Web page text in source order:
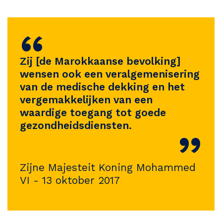
“
Zij [de Marokkaanse bevolking]
wensen ook een veralgemenisering
van de medische dekking en het
vergemakkelijken van een
waardige toegang tot goede
gezondheidsdiensten.
”
Zijne Majesteit Koning Mohammed
VI - 13 oktober 2017